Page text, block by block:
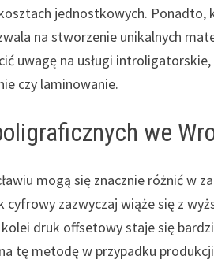
jednostkowych. Ponadto,
na stworzenie unikalnych
uwagę na usługi
czy laminowanie.
we
mogą się znacznie różnić w
zazwyczaj wiąże się z
druk offsetowy staje się
tę metodę w przypadku